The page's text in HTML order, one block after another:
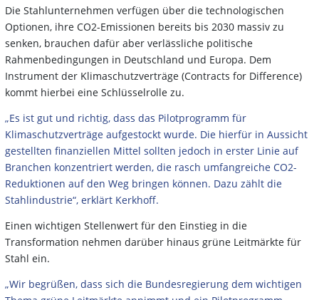
Die Stahlunternehmen verfügen über die technologischen
Optionen, ihre CO2-Emissionen bereits bis 2030 massiv zu
senken, brauchen dafür aber verlässliche politische
Rahmenbedingungen in Deutschland und Europa. Dem
Instrument der Klimaschutzverträge (Contracts for Difference)
kommt hierbei eine Schlüsselrolle zu.
„Es ist gut und richtig, dass das Pilotprogramm für
Klimaschutzverträge aufgestockt wurde. Die hierfür in Aussicht
gestellten finanziellen Mittel sollten jedoch in erster Linie auf
Branchen konzentriert werden, die rasch umfangreiche CO2-
Reduktionen auf den Weg bringen können. Dazu zählt die
Stahlindustrie“, erklärt Kerkhoff.
Einen wichtigen Stellenwert für den Einstieg in die
Transformation nehmen darüber hinaus grüne Leitmärkte für
Stahl ein.
„Wir begrüßen, dass sich die Bundesregierung dem wichtigen